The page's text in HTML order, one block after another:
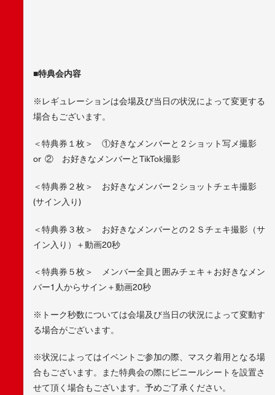
■特典会内容
※レギュレーションは会場及び当日の状況によって変更する
場合もございます。
＜特典券１枚＞ ①好きなメンバーと２ショット写メ撮影
or ② お好きなメンバーとTikTok撮影
＜特典券２枚＞ お好きなメンバー２ショットチェキ撮影
(サイン入り)
＜特典券３枚＞ お好きなメンバーとの２Ｓチェキ撮影（サ
イン入り）＋動画20秒
＜特典券５枚＞ メンバー全員と囲みチェキ＋お好きなメン
バー1人からサイン＋動画20秒
※トーク秒数については会場及び当日の状況によって変動す
る場合がございます。
※状況によってはイベントご参加の際、マスク着用となる場
合もございます。また特典会の際にビニールシートを設置さ
せて頂く場合もございます。予めご了承ください。